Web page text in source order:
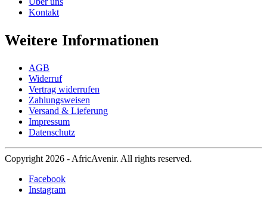
Kontakt
Weitere Informationen
AGB
Widerruf
Vertrag widerrufen
Zahlungsweisen
Versand & Lieferung
Impressum
Datenschutz
Copyright 2026 - AfricAvenir. All rights reserved.
Facebook
Instagram